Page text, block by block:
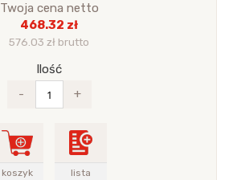
Twoja cena netto
468.32 zł
576.03 zł brutto
Ilość
-
+
koszyk lista